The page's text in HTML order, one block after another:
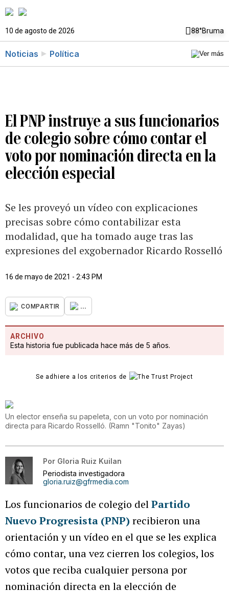
10 de agosto de 2026 88°Bruma
Noticias Política
El PNP instruye a sus funcionarios
de colegio sobre cómo contar el
voto por nominación directa en la
elección especial
Se les proveyó un vídeo con explicaciones
precisas sobre cómo contabilizar esta
modalidad, que ha tomado auge tras las
expresiones del exgobernador Ricardo Rosselló
16 de mayo de 2021 - 2:43 PM
COMPARTIR ...
ARCHIVO
Esta historia fue publicada hace más de 5 años.
Se adhiere a los criterios de
Un elector enseña su papeleta, con un voto por nominación
directa para Ricardo Rosselló. (Ramn "Tonito" Zayas)
Por Gloria Ruiz Kuilan
Periodista investigadora
gloria.ruiz@gfrmedia.com
Los funcionarios de colegio delPartido
Nuevo Progresista (PNP) recibieron una
orientación y un vídeo en el que se les explica
cómo contar, una vez cierren los colegios, los
votos que reciba cualquier persona por
nominación directa en la elección de